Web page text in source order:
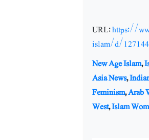
URL:https://
islam/d/127144
New Age Islam,
Asia News,
Feminism,Arab
West,Islam